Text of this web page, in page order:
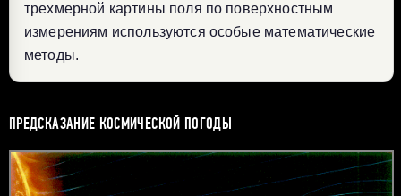
трехмерной картины поля по поверхностным
измерениям используются особые математические
методы.
ПРЕДСКАЗАНИЕ КОСМИЧЕСКОЙ ПОГОДЫ